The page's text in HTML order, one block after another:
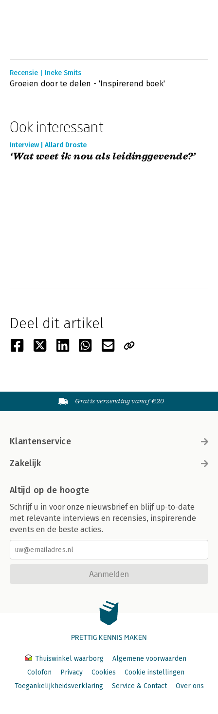
Recensie | Ineke Smits
Groeien door te delen - 'Inspirerend boek'
Ook interessant
Interview | Allard Droste
‘Wat weet ik nou als leidinggevende?’
Deel dit artikel
Gratis verzending vanaf €20
Klantenservice
Zakelijk
Altijd op de hoogte
Schrijf u in voor onze nieuwsbrief en blijf up-to-date
met relevante interviews en recensies, inspirerende
events en de beste acties.
Aanmelden
PRETTIG KENNIS MAKEN
Thuiswinkel waarborg
Algemene voorwaarden
Colofon
Privacy Cookies
Cookie instellingen
Toegankelijkheidsverklaring
Service & Contact Over ons